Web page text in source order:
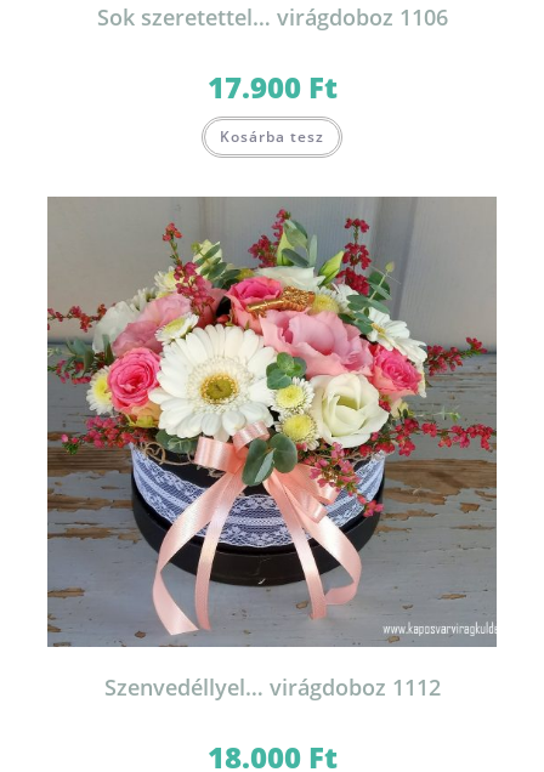
Sok szeretettel… virágdoboz 1106
17.900 Ft
Kosárba tesz
Szenvedéllyel… virágdoboz 1112
18.000 Ft